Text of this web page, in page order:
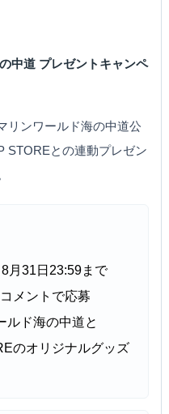
中道 プレゼントキャンペ
リンワールド海の中道公
STOREとの連動プレゼン
月31日23:59まで
メントで応募
ルド海の中道と
のオリジナルグッズ